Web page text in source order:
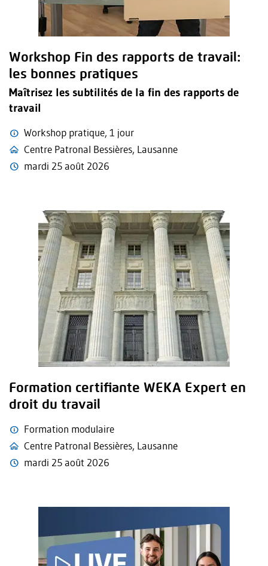
Workshop Fin des rapports de travail:
les bonnes pratiques
Maîtrisez les subtilités de la fin des rapports de
travail
Workshop pratique, 1 jour
Centre Patronal Bessières, Lausanne
mardi 25 août 2026
Formation certifiante WEKA Expert en
droit du travail
Formation modulaire
Centre Patronal Bessières, Lausanne
mardi 25 août 2026